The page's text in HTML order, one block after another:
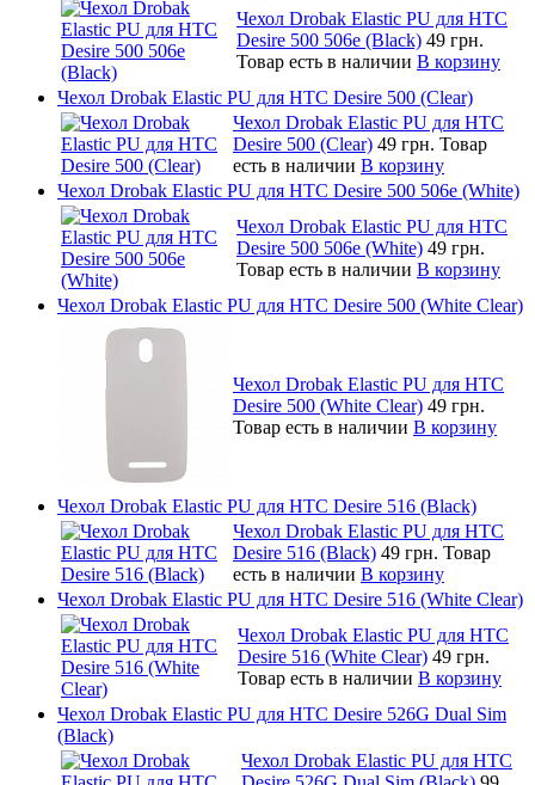
Чехол Drobak Elastic PU для HTC
Desire 500 506e (Black) 49 грн.
Товар есть в наличии В корзину
Чехол Drobak Elastic PU для HTC Desire 500 (Clear)
Чехол Drobak Elastic PU для HTC
Desire 500 (Clear) 49 грн. Товар
есть в наличии В корзину
Чехол Drobak Elastic PU для HTC Desire 500 506e (White)
Чехол Drobak Elastic PU для HTC
Desire 500 506e (White) 49 грн.
Товар есть в наличии В корзину
Чехол Drobak Elastic PU для HTC Desire 500 (White Clear)
Чехол Drobak Elastic PU для HTC
Desire 500 (White Clear) 49 грн.
Товар есть в наличии В корзину
Чехол Drobak Elastic PU для HTC Desire 516 (Black)
Чехол Drobak Elastic PU для HTC
Desire 516 (Black) 49 грн. Товар
есть в наличии В корзину
Чехол Drobak Elastic PU для HTC Desire 516 (White Clear)
Чехол Drobak Elastic PU для HTC
Desire 516 (White Clear) 49 грн.
Товар есть в наличии В корзину
Чехол Drobak Elastic PU для HTC Desire 526G Dual Sim
(Black)
Чехол Drobak Elastic PU для HTC